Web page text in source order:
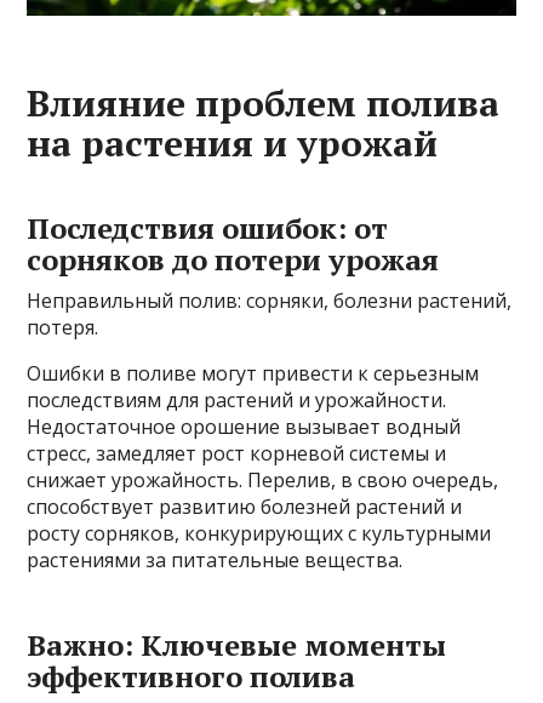
Влияние проблем полива
на растения и урожай
Последствия ошибок: от
сорняков до потери урожая
Неправильный полив: сорняки, болезни растений,
потеря.
Ошибки в поливе могут привести к серьезным
последствиям для растений и урожайности.
Недостаточное орошение вызывает водный
стресс, замедляет рост корневой системы и
снижает урожайность. Перелив, в свою очередь,
способствует развитию болезней растений и
росту сорняков, конкурирующих с культурными
растениями за питательные вещества.
Важно: Ключевые моменты
эффективного полива